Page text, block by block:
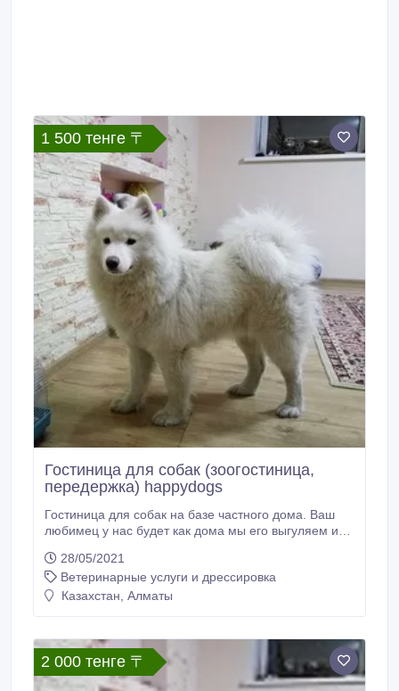
1 500 тенге 〒
Гостиница для собак (зоогостиница,
передержка) happydogs
Гостиница для собак на базе частного дома. Ваш
любимец у нас будет как дома мы его выгуляем и
и в доме вместе с нами. Учтем все Ваши пожелания
касательно питания вашего любимца. По Вашему
желанию возможна социализация и дрессировка.
28/05/2021
Ветеринарные услуги и дрессировка
Казахстан, Алматы
2 000 тенге 〒